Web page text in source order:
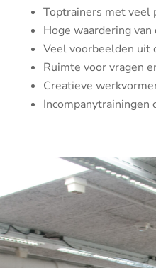
Toptrainers met veel
Hoge waardering
Veel voorbeelden uit
Ruimte voor vragen
Creatieve
Incompanytrainingen